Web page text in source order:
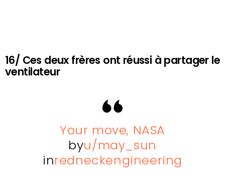
16/ Ces deux frères ont réussi à partager le
ventilateur
Your move, NASA
byu/may_sun
inredneckengineering